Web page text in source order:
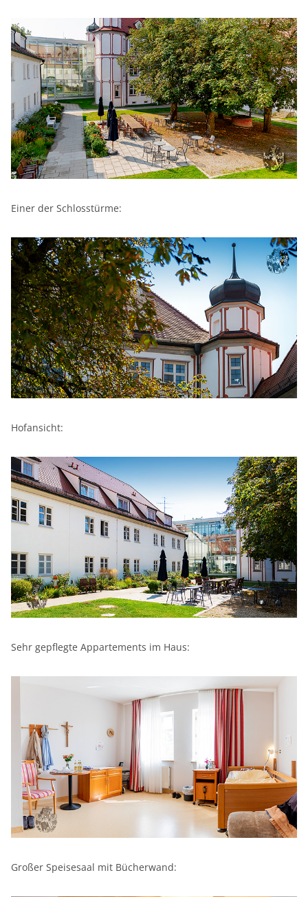
Einer der Schlosstürme:
Hofansicht:
Sehr gepflegte Appartements im Haus:
Großer Speisesaal mit Bücherwand: